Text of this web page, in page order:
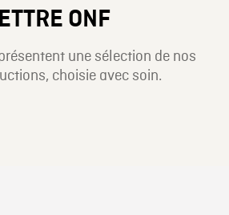
ONF
une sélection de nos
choisie avec soin.